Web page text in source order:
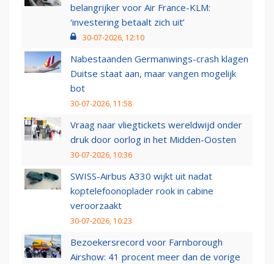
belangrijker voor Air France-KLM:
‘investering betaalt zich uit’
30-07-2026, 12:10
Nabestaanden Germanwings-crash klagen
Duitse staat aan, maar vangen mogelijk
bot
30-07-2026, 11:58
Vraag naar vliegtickets wereldwijd onder
druk door oorlog in het Midden-Oosten
30-07-2026, 10:36
SWISS-Airbus A330 wijkt uit nadat
koptelefoonoplader rook in cabine
veroorzaakt
30-07-2026, 10:23
Bezoekersrecord voor Farnborough
Airshow: 41 procent meer dan de vorige